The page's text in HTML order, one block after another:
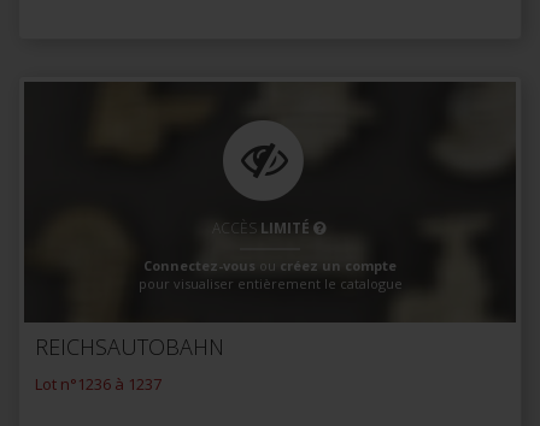
ACCÈS LIMITÉ
Connectez-vous ou créez un compte
pour visualiser entièrement le catalogue
REICHSAUTOBAHN
Lot n°1236 à 1237